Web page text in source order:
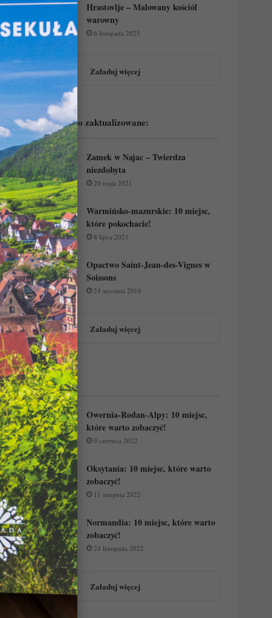
Hrastovlje – Malowany kościół
warowny
6 listopada 2025
Załaduj więcej
Podejrzyj ostatnio zaktualizowane:
Zamek w Najac – Twierdza
niezdobyta
20 maja 2021
Warmińsko-mazurskie: 10 miejsc,
które pokochacie!
8 lipca 2021
Opactwo Saint-Jean-des-Vignes w
Soissons
24 stycznia 2016
Załaduj więcej
Regiony Francji:
Owernia-Rodan-Alpy: 10 miejsc,
które warto zobaczyć!
9 czerwca 2022
Oksytania: 10 miejsc, które warto
zobaczyć!
11 sierpnia 2022
Normandia: 10 miejsc, które warto
zobaczyć!
24 listopada 2022
Załaduj więcej